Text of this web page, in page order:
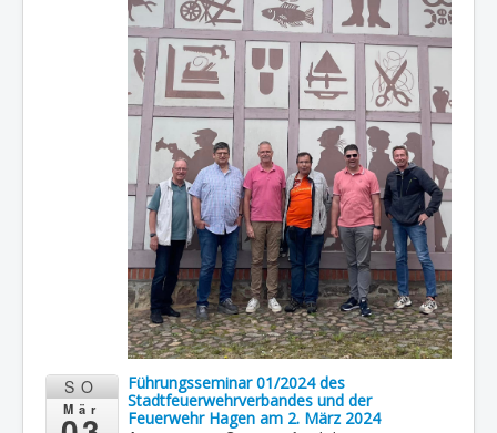
SO
Mär
Führungsseminar 01/2024 des
Stadtfeuerwehrverbandes und der
Feuerwehr Hagen am 2. März 2024